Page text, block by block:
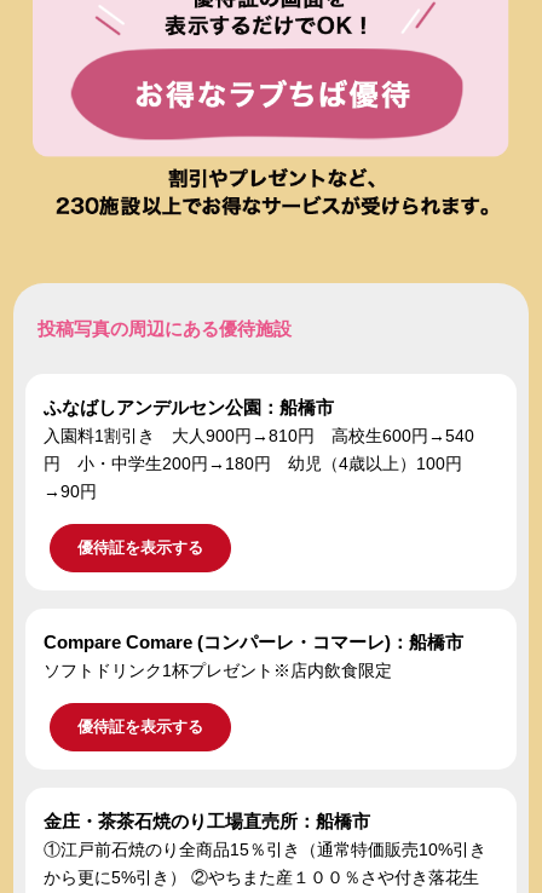
投稿写真の周辺にある優待施設
ふなばしアンデルセン公園：船橋市
入園料1割引き 大人900円→810円 高校生600円→540
円 小・中学生200円→180円 幼児（4歳以上）100円
→90円
優待証を表示する
Compare Comare (コンパーレ・コマーレ)：船橋市
ソフトドリンク1杯プレゼント※店内飲食限定
優待証を表示する
金庄・茶茶石焼のり工場直売所：船橋市
①江戸前石焼のり全商品15％引き（通常特価販売10%引き
から更に5%引き） ②やちまた産１００％さや付き落花生